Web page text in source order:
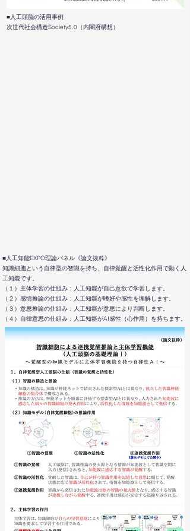
■人工頭脳の活用事例
次世代社会構造Society5.0（内閣府構想）
■人工知能EXPO理論パネル《論文抜粋》
知識細胞という自律型の智識を持ち、自律覚醒と活性化作用で動く人
工知能です。
（１）主体学習の仕組み：人工知能が自己意欲で学習します。
（２）感情推論の仕組み：人工知能が嗜好や感性を理解します。
（３）意思推論の仕組み：人工知能が意思により判断します。
（４）自律意思の仕組み：人工知能がAI感性（心作用）を持ちます。